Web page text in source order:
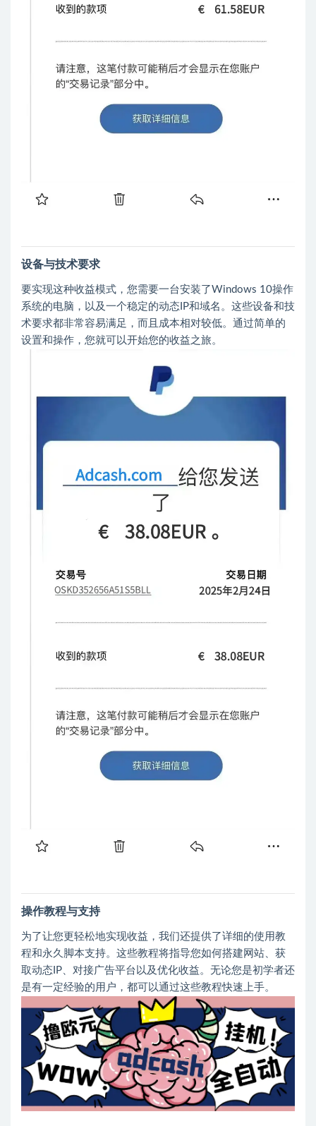
设备与技术要求
要实现这种收益模式，您需要一台安装了Windows 10操作
系统的电脑，以及一个稳定的动态IP和域名。这些设备和技
术要求都非常容易满足，而且成本相对较低。通过简单的
设置和操作，您就可以开始您的收益之旅。
操作教程与支持
为了让您更轻松地实现收益，我们还提供了详细的使用教
程和永久脚本支持。这些教程将指导您如何搭建网站、获
取动态IP、对接广告平台以及优化收益。无论您是初学者还
是有一定经验的用户，都可以通过这些教程快速上手。